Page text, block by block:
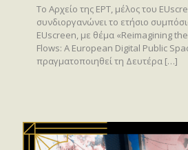
To Αρχείο της ΕΡΤ, μέλος του
συνδιοργανώνει το ετήσιο
EUscreen, με θέμα «Reimagining
Flows: A European Digital Public
πραγματοποιηθεί τη Δευτέρα […]